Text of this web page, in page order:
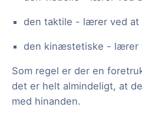
den taktile - lærer ved at
den kinæstetiske - lærer
Som regel er der en
det er helt almindeligt, at
med hinanden.